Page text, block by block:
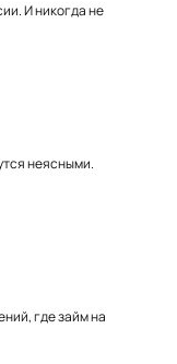
И никогда не
неясными.
где займ на